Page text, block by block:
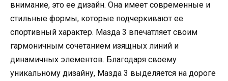
внимание, это ее дизайн. Она имеет современные и
стильные формы, которые подчеркивают ее
спортивный характер. Мазда 3 впечатляет своим
гармоничным сочетанием изящных линий и
динамичных элементов. Благодаря своему
уникальному дизайну, Мазда 3 выделяется на дороге